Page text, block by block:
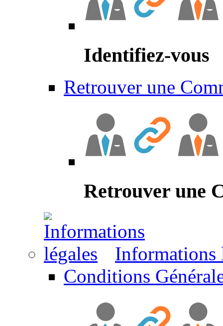
Identifiez-vous
Retrouver une
Retrouver une
Informations
Conditions